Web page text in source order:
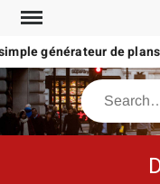
Skip
contentgénérateur de plans
Search